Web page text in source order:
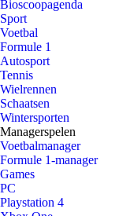
Bioscoopagenda
Sport
Voetbal
Formule 1
Autosport
Tennis
Wielrennen
Schaatsen
Wintersporten
Managerspelen
Voetbalmanager
Formule 1-manager
Games
PC
Playstation 4